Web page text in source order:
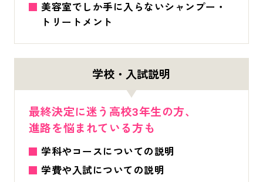
美容室でしか手に入らないシャンプー・
トリートメント
学校・入試説明
最終決定に迷う高校3年生の方、
進路を悩まれている方も
学科やコースについての説明
学費や入試についての説明